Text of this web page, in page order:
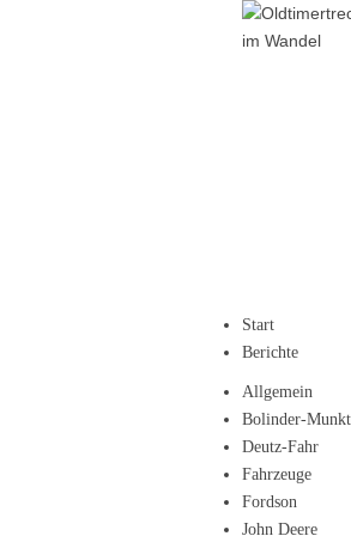
Start
Berichte
Allgemein
Bolinder-
Deutz-Fahr
Fahrzeuge
Fordson
John Deere